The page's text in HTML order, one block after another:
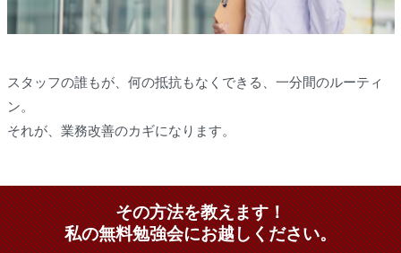
スタッフの誰もが、何の抵抗もなくできる、一分間のルーティ
ン。
それが、業務改善のカギになります。
その方法を教えます！
私の無料勉強会にお越しください。